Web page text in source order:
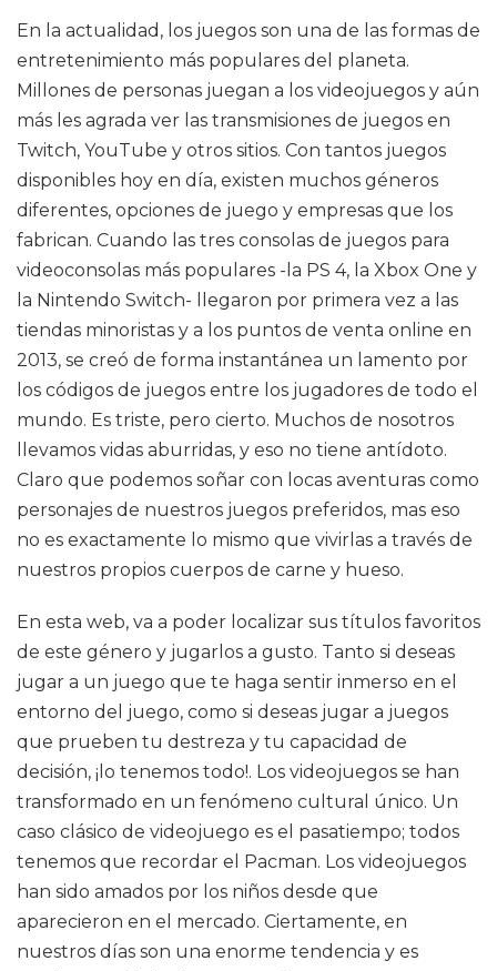
En la actualidad, los juegos son una de las formas de
entretenimiento más populares del planeta.
Millones de personas juegan a los videojuegos y aún
más les agrada ver las transmisiones de juegos en
Twitch, YouTube y otros sitios. Con tantos juegos
disponibles hoy en día, existen muchos géneros
diferentes, opciones de juego y empresas que los
fabrican. Cuando las tres consolas de juegos para
videoconsolas más populares -la PS 4, la Xbox One y
la Nintendo Switch- llegaron por primera vez a las
tiendas minoristas y a los puntos de venta online en
2013, se creó de forma instantánea un lamento por
los códigos de juegos entre los jugadores de todo el
mundo. Es triste, pero cierto. Muchos de nosotros
llevamos vidas aburridas, y eso no tiene antídoto.
Claro que podemos soñar con locas aventuras como
personajes de nuestros juegos preferidos, mas eso
no es exactamente lo mismo que vivirlas a través de
nuestros propios cuerpos de carne y hueso.
En esta web, va a poder localizar sus títulos favoritos
de este género y jugarlos a gusto. Tanto si deseas
jugar a un juego que te haga sentir inmerso en el
entorno del juego, como si deseas jugar a juegos
que prueben tu destreza y tu capacidad de
decisión, ¡lo tenemos todo!. Los videojuegos se han
transformado en un fenómeno cultural único. Un
caso clásico de videojuego es el pasatiempo; todos
tenemos que recordar el Pacman. Los videojuegos
han sido amados por los niños desde que
aparecieron en el mercado. Ciertamente, en
nuestros días son una enorme tendencia y es